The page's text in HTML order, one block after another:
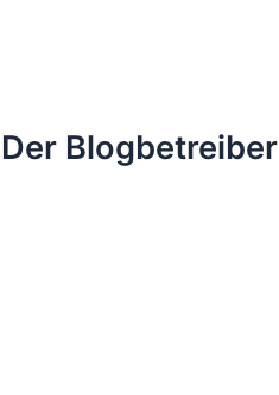
Der Blogbetreiber